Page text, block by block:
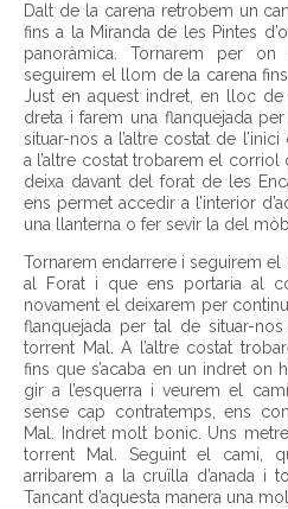
Dalt de la carena retrobem un
fins a la Miranda de les Pintes
panoràmica. Tornarem per
seguirem el llom de la carena
Just en aquest indret, en lloc
dreta i farem una flanquejada
situar-nos a l’altre costat de l’inici
a l’altre costat trobarem el
deixa davant del forat de les
ens permet accedir a l’interior
una llanterna o fer sevir la del
Tornarem endarrere i seguirem
al Forat i que ens portaria al
novament el deixarem per
flanquejada per tal de situar-nos
torrent Mal. A l’altre costat
fins que s’acaba en un indret on
gir a l’esquerra i veurem el
sense cap contratemps, ens
Mal. Indret molt bonic. Uns
torrent Mal. Seguint el camí,
arribarem a la cruïlla d’anada i
Tancant d’aquesta manera una